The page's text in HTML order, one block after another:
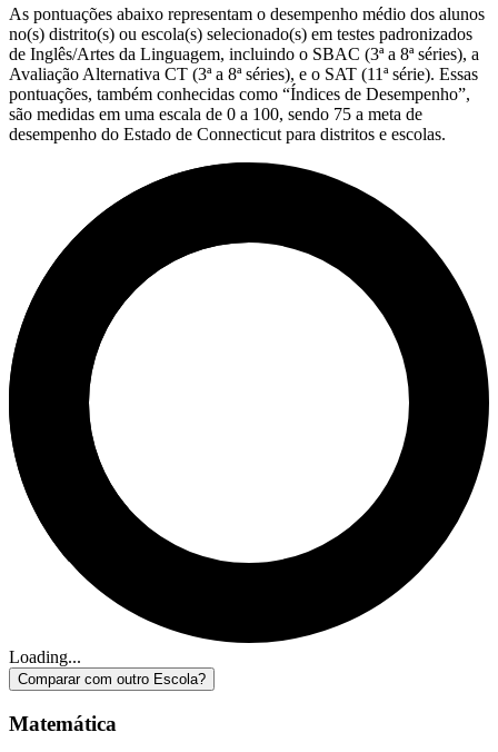
As pontuações abaixo representam o desempenho médio dos alunos
no(s) distrito(s) ou escola(s) selecionado(s) em testes padronizados
de Inglês/Artes da Linguagem, incluindo o SBAC (3ª a 8ª séries), a
Avaliação Alternativa CT (3ª a 8ª séries), e o SAT (11ª série). Essas
pontuações, também conhecidas como “Índices de Desempenho”,
são medidas em uma escala de 0 a 100, sendo 75 a meta de
desempenho do Estado de Connecticut para distritos e escolas.
Loading...
Comparar com outro Escola?
Matemática